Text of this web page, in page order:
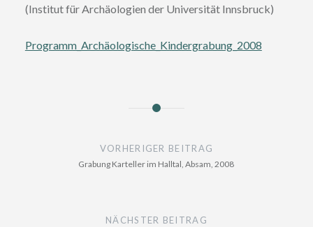
(Institut für Archäologien der Universität Innsbruck)
Programm_Archäologische_Kindergrabung_2008
VORHERIGER BEITRAG
Grabung Karteller im Halltal, Absam, 2008
NÄCHSTER BEITRAG